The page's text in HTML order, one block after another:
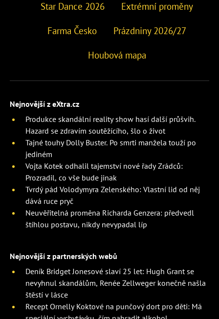
Star Dance 2026 Extrémní proměny
Farma Česko Prázdniny 2026/27
Houbová mapa
Nejnovější z eXtra.cz
Produkce skandální reality show hasí další průšvih.
Hazard se zdravím soutěžícího, šlo o život
Tajné touhy Dolly Buster. Po smrti manžela touží po
jediném
Vojta Kotek odhalil tajemství nové řady Zrádců:
Prozradil, co vše bude jinak
Tvrdý pád Volodymyra Zelenského: Vlastní lid od něj
dává ruce pryč
Neuvěřitelná proměna Richarda Genzera: předvedl
štíhlou postavu, nikdy nevypadal líp
Nejnovější z partnerských webů
Deník Bridget Jonesové slaví 25 let: Hugh Grant se
nevyhnul skandálům, Renée Zellweger konečně našla
štěstí v lásce
Recept Ornelly Koktové na punčový dort pro děti: Má